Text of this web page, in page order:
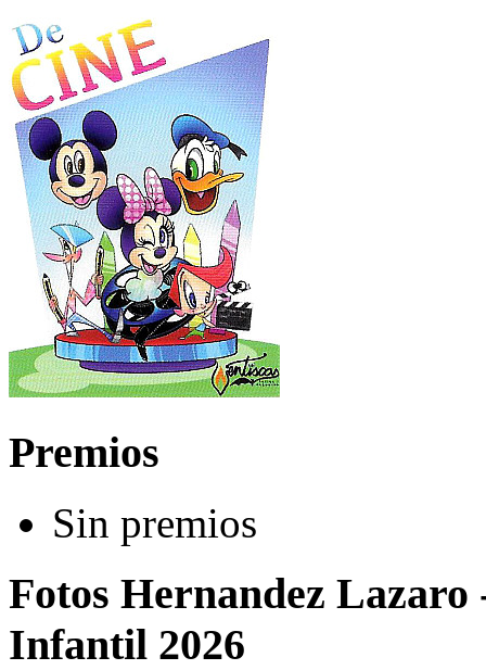
Premios
Sin premios
Fotos Hernandez
Infantil 2026